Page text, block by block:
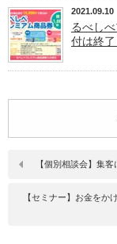
2021.09.10
るべし
付は終了
【個別相談会】集
【セミナー】お金をか